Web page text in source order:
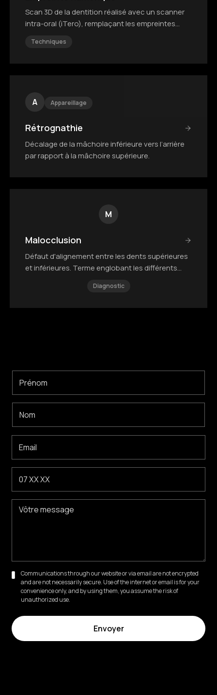
Scan 3D de la dentition réalisé avec un scanner
intra-oral (iTero), remplaçant les empreintes
Techniques
A Appareillage
Rétrognathie
Décalage de la mâchoire inférieure vers l’arrière
par rapport à la mâchoire supérieure.
M
Malocclusion
Défaut d'alignement entre les dents supérieures
et inférieures. Terme englobant les différents
Diagnostic
Communications through our website or via email are not encrypted
and are not necessarily secure. Use of the internet or email is for your
convenience only, and by using them, you assume the risk of
unauthorized use.